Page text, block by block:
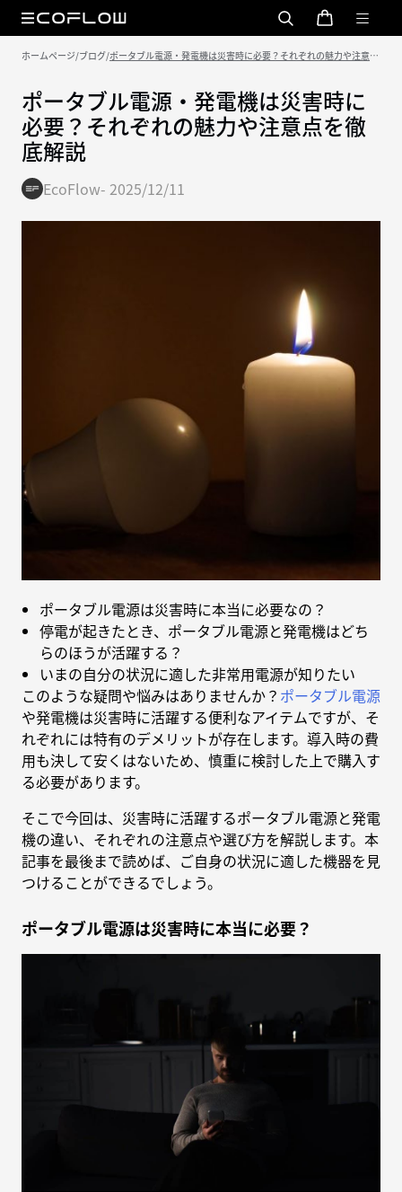
ホームページ/ブログ/ポータブル電源・発電機は災害時に必要？それぞれの魅力や注意点
ポータブル電源・発電機は災害時に
必要？それぞれの魅力や注意点を徹
底解説
EcoFlow- 2025/12/11
ポータブル電源は災害時に本当に必要なの？
停電が起きたとき、ポータブル電源と発電機はどち
らのほうが活躍する？
いまの自分の状況に適した非常用電源が知りたい
このような疑問や悩みはありませんか？ ポータブル電源
や発電機は災害時に活躍する便利なアイテムですが、そ
れぞれには特有のデメリットが存在します。導入時の費
用も決して安くはないため、慎重に検討した上で購入す
る必要があります。
そこで今回は、災害時に活躍するポータブル電源と発電
機の違い、それぞれの注意点や選び方を解説します。本
記事を最後まで読めば、ご自身の状況に適した機器を見
つけることができるでしょう。
ポータブル電源は災害時に本当に必要？